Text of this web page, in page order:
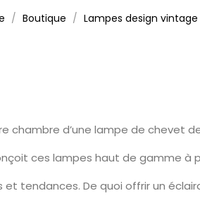
Boutique Lampes design vintage
chambre d’une lampe de chevet
ces lampes haut de gamme à
tendances. De quoi offrir un